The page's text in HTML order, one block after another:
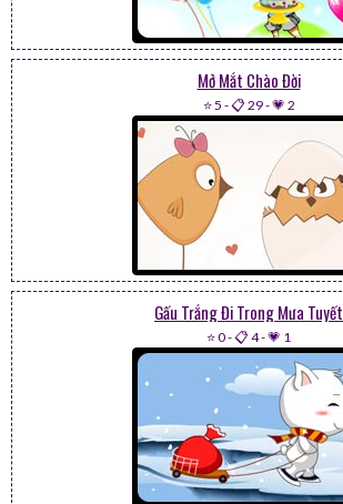
Mở Mắt Chào Đời
⭐ 5 -📋 29-💗 2
Gấu Trắng Đi Trong Mưa Tuyết
⭐ 0-📋 4-💗 1